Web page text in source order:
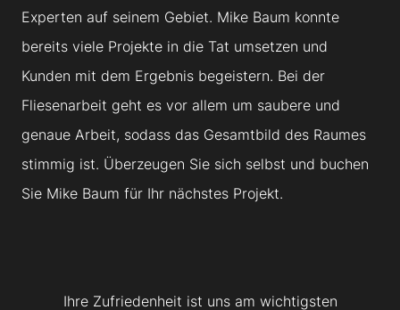
Experten auf seinem Gebiet. Mike Baum konnte
bereits viele Projekte in die Tat umsetzen und
Kunden mit dem Ergebnis begeistern. Bei der
Fliesenarbeit geht es vor allem um saubere und
genaue Arbeit, sodass das Gesamtbild des Raumes
stimmig ist. Überzeugen Sie sich selbst und buchen
Sie Mike Baum für Ihr nächstes Projekt.
Ihre Zufriedenheit ist uns am wichtigsten